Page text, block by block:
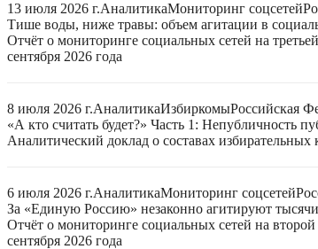
13 июля 2026 г.АналитикаМониторинг соцсетей
Тише воды, ниже травы: объем агитации в
Отчёт о мониторинге социальных сетей на
сентября 2026 года
8 июля 2026 г.АналитикаИзбиркомыРоссийская
«А кто считать будет?» Часть 1: Непубличность
Аналитический доклад о составах
6 июля 2026 г.АналитикаМониторинг соцсетей
За «Единую Россию» незаконно агитируют
Отчёт о мониторинге социальных сетей на
сентября 2026 года